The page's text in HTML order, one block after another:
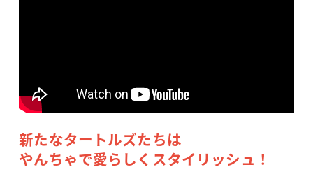
新たなタートルズたちは
やんちゃで愛らしくスタイリッシュ！